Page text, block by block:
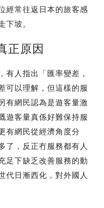
經常往返日本的旅客感
下坡。
正原因
有人指出「匯率變差，
可以理解，但這樣的服
有網民認為是遊客量激
遊客量真係好難保持服
有網民從經濟角度分
了，反正冇服務都有人
足下缺乏改善服務的動
代日漸西化，對外國人